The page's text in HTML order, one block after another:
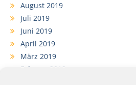
August 2019
Juli 2019
Juni 2019
April 2019
März 2019
Februar 2019